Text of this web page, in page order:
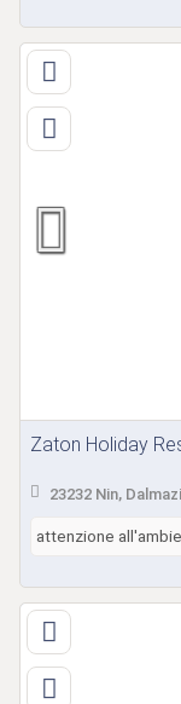
Zaton Holiday
23232 Nin,
attenzione